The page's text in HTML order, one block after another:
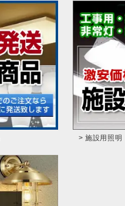
> 施設用照明